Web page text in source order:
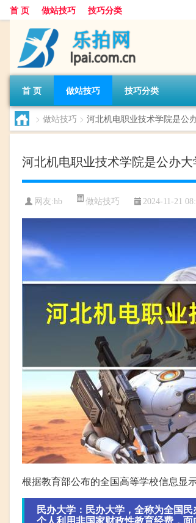
首 页 做站技巧 技巧分类
首 页 做站技巧 技巧分类
> 做站技巧 > 河北机电职业技术学院是公
河北机电职业技术学院是公办
网友:hb 做站技巧 2024-11-21
根据教育部公布的全国高等学校信息显
民办大学：民办大学，全称为全国